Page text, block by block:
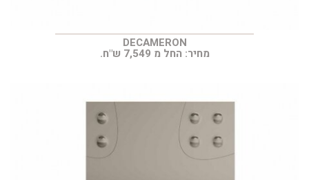
DECAMERON
מחיר: החל מ 7,549 ש"ח.